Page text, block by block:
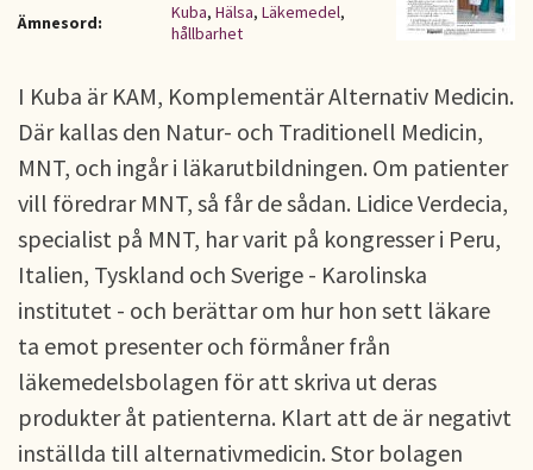
Ämnesord:
Kuba, Hälsa, Läkemedel,
hållbarhet
I Kuba är KAM, Komplementär Alternativ Medicin.
Där kallas den Natur- och Traditionell Medicin,
MNT, och ingår i läkarutbildningen. Om patienter
vill föredrar MNT, så får de sådan. Lidice Verdecia,
specialist på MNT, har varit på kongresser i Peru,
Italien, Tyskland och Sverige - Karolinska
institutet - och berättar om hur hon sett läkare
ta emot presenter och förmåner från
läkemedelsbolagen för att skriva ut deras
produkter åt patienterna. Klart att de är negativt
inställda till alternativmedicin. Stor bolagen